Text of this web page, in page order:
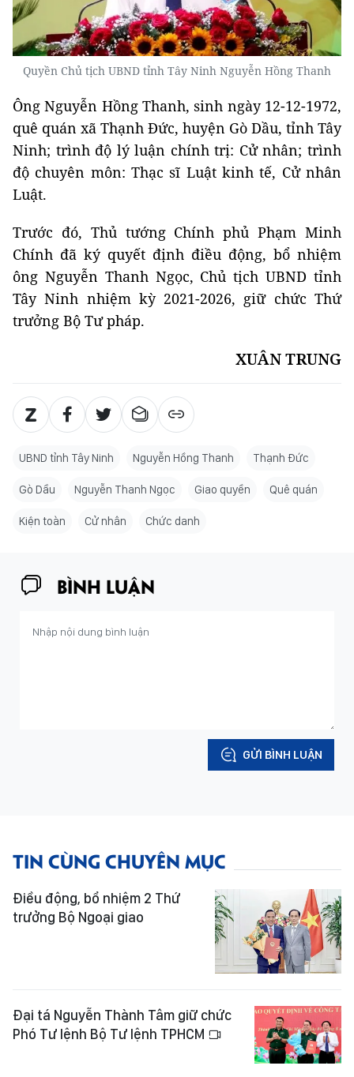
Quyền Chủ tịch UBND tỉnh Tây Ninh Nguyễn Hồng Thanh
Ông Nguyễn Hồng Thanh, sinh ngày 12-12-1972,
quê quán xã Thạnh Đức, huyện Gò Dầu, tỉnh Tây
Ninh; trình độ lý luận chính trị: Cử nhân; trình
độ chuyên môn: Thạc sĩ Luật kinh tế, Cử nhân
Luật.
Trước đó, Thủ tướng Chính phủ Phạm Minh
Chính đã ký quyết định điều động, bổ nhiệm
ông Nguyễn Thanh Ngọc, Chủ tịch UBND tỉnh
Tây Ninh nhiệm kỳ 2021-2026, giữ chức Thứ
trưởng Bộ Tư pháp.
XUÂN TRUNG
UBND tỉnh Tây Ninh Nguyễn Hồng Thanh Thạnh Đức
Gò Dầu Nguyễn Thanh Ngọc Giao quyền Quê quán
Kiện toàn Cử nhân Chức danh
BÌNH LUẬN
GỬI BÌNH LUẬN
TIN CÙNG CHUYÊN MỤC
Điều động, bổ nhiệm 2 Thứ
trưởng Bộ Ngoại giao
Đại tá Nguyễn Thành Tâm giữ chức
Phó Tư lệnh Bộ Tư lệnh TPHCM